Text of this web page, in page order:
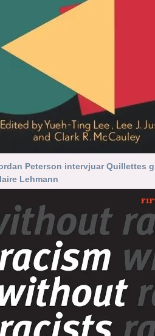
Peterson intervjuar Quillettes
Lehmann